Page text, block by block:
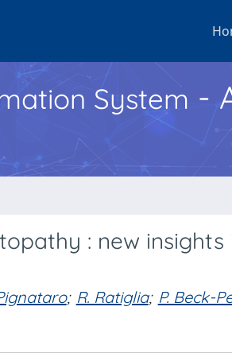
System -
: new insights
; R. Ratiglia; P. Beck-